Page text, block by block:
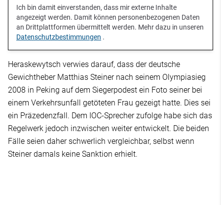
Ich bin damit einverstanden, dass mir externe Inhalte
angezeigt werden. Damit können personenbezogenen Daten
an Drittplattformen übermittelt werden. Mehr dazu in unseren
Datenschutzbestimmungen .
Heraskewytsch verwies darauf, dass der deutsche
Gewichtheber Matthias Steiner nach seinem Olympiasieg
2008 in Peking auf dem Siegerpodest ein Foto seiner bei
einem Verkehrsunfall getöteten Frau gezeigt hatte. Dies sei
ein Präzedenzfall. Dem IOC-Sprecher zufolge habe sich das
Regelwerk jedoch inzwischen weiter entwickelt. Die beiden
Fälle seien daher schwerlich vergleichbar, selbst wenn
Steiner damals keine Sanktion erhielt.